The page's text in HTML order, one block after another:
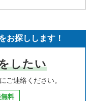
お探しします！
したい
ご連絡ください。
料